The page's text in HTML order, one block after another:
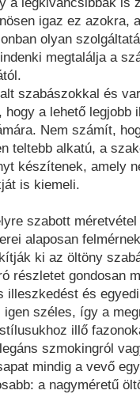
igaz ez azokra,
olyan
megtalálja a
szabászokkal és
hogy a lehető
Nem számít,
teltebb alkatú, a
készítenek, amely
is kiemeli.
szabott
alaposan
ki az öltöny
részletet gondosan
illeszkedést és
széles, így a
illő
szmokingról
mindig a vevő
a nagyméretű